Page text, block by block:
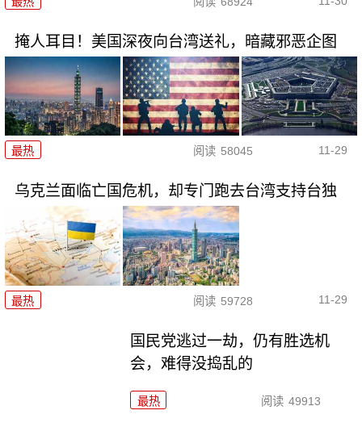
掩人耳目！美国深夜向台湾送礼，暗藏邪恶企图
最热 阅读 58045 11-29
乌克兰面临亡国危机，却专门跑去台湾支持台独
最热 阅读 59728 11-29
国民党逃过一劫，仍有胜选机
会，难得没捣乱的
最热 阅读 49913